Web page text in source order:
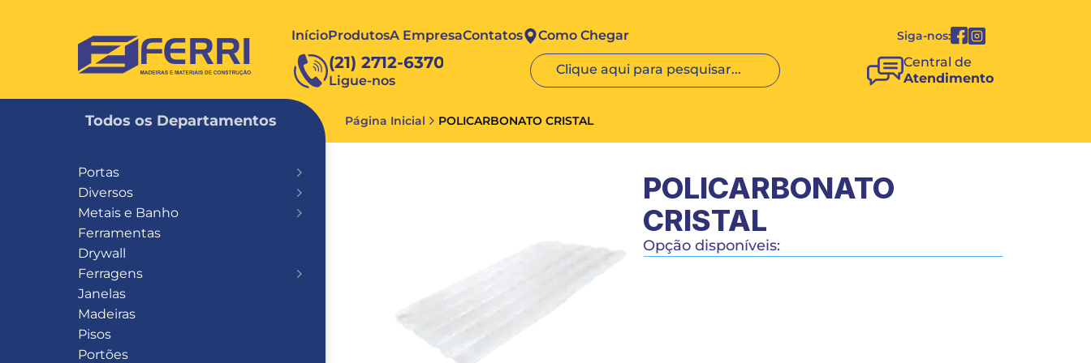
FERRI InícioProdutosA EmpresaContatos Como Chegar Siga-nos:
(21) 2712-6370
Ligue-nos
Clique aqui para pesquisar...
Central de
Atendimento
Todos os Departamentos Página Inicial POLICARBONATO CRISTAL
Portas
Diversos
Metais e Banho
Ferramentas
Drywall
Ferragens
Janelas
Madeiras
Pisos
Portões
POLICARBONATO
CRISTAL
Opção disponíveis: